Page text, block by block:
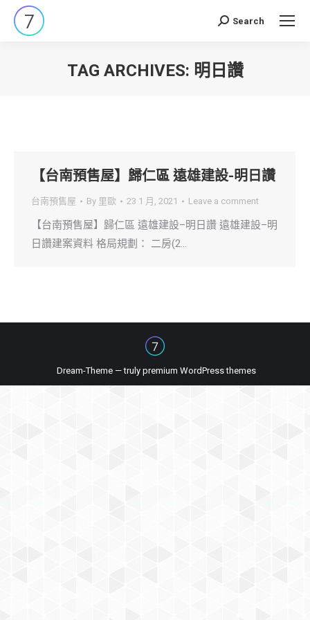
Search:
Search
TAG ARCHIVES: 明日讚
【台南預售屋】歸仁區 遠雄建設-明日讚
台南預售屋 By 里歐 23 1 月, 2021 Leave a comment
【台南預售屋】歸仁區 遠雄建設–明日讚 遠雄建設–明
日讚建案資料 格局規劃： 二房(2…
Dream-Theme — truly premium WordPress themes